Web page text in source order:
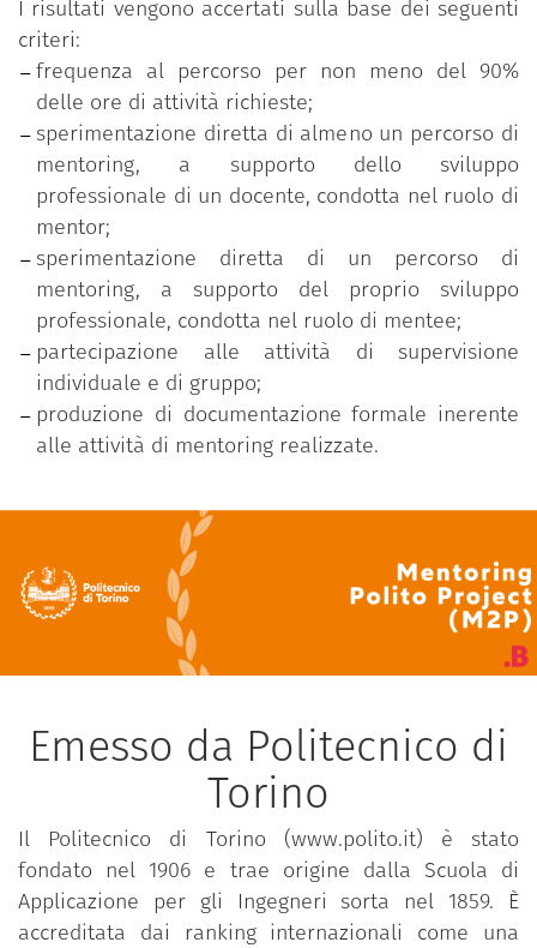
I risultati vengono accertati sulla base dei seguenti
criteri:
frequenza al percorso per non meno del 90%
delle ore di attività richieste;
sperimentazione diretta di almeno un percorso di
mentoring, a supporto dello sviluppo
professionale di un docente, condotta nel ruolo di
mentor;
sperimentazione diretta di un percorso di
mentoring, a supporto del proprio sviluppo
professionale, condotta nel ruolo di mentee;
partecipazione alle attività di supervisione
individuale e di gruppo;
produzione di documentazione formale inerente
alle attività di mentoring realizzate.
Emesso da Politecnico di
Torino
Il Politecnico di Torino (www.polito.it) è stato
fondato nel 1906 e trae origine dalla Scuola di
Applicazione per gli Ingegneri sorta nel 1859. È
accreditata dai ranking internazionali come una